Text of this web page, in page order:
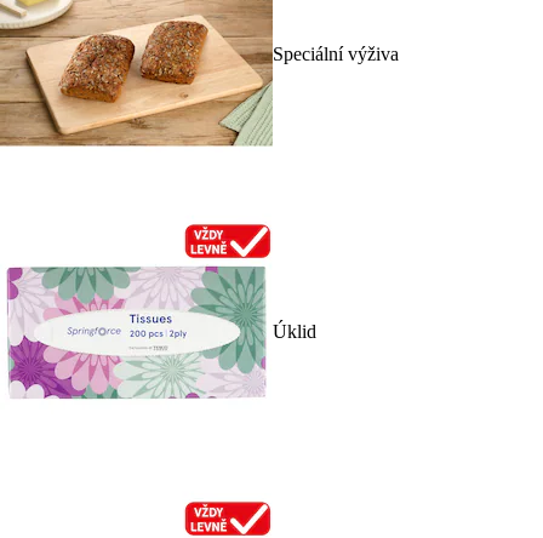
Speciální výživa
Úklid